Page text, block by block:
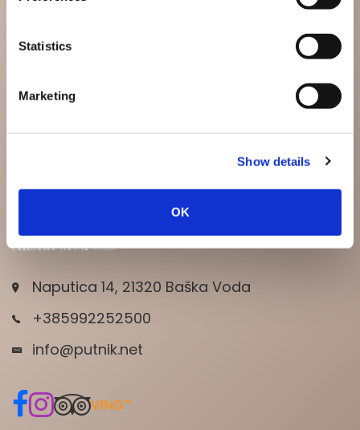
Statistics
Marketing
Show details
OK
Anslut Med Oss
Naputica 14, 21320 Baška Voda
+385992252500
info@putnik.net